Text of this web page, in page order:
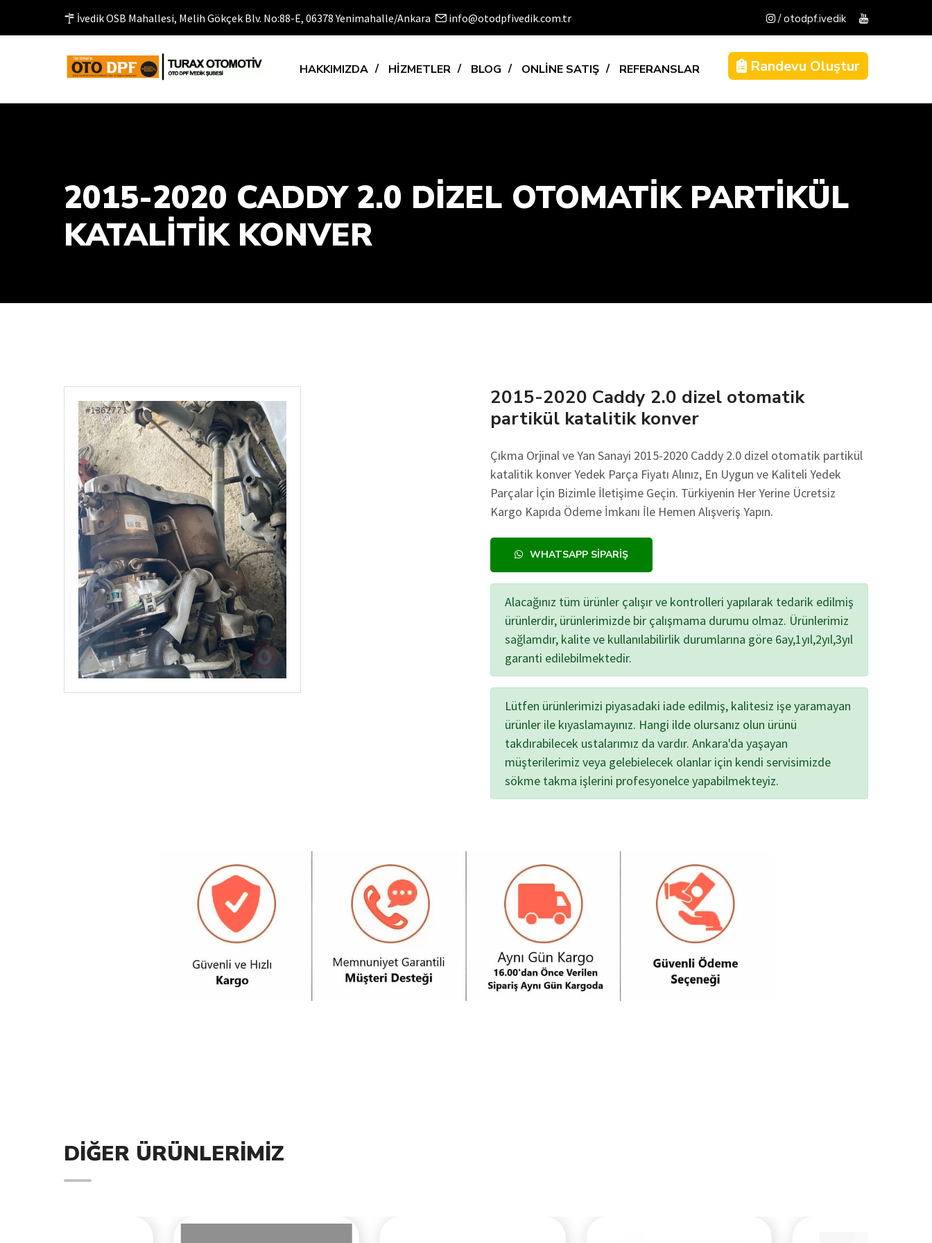
İvedik OSB Mahallesi, Melih Gökçek Blv. No:88-E, 06378 Yenimahalle/Ankara info@otodpfivedik.com.tr / otodpf.ivedik
HAKKIMIZDA HİZMETLER BLOG ONLİNE SATIŞ REFERANSLAR Randevu Oluştur
2015-2020 CADDY 2.0 DIZEL OTOMATIK PARTIKÜL
KATALITIK KONVER
2015-2020 Caddy 2.0 dizel otomatik
partikül katalitik konver
Çıkma Orjinal ve Yan Sanayi 2015-2020 Caddy 2.0 dizel otomatik partikül
katalitik konver Yedek Parça Fiyatı Alınız, En Uygun ve Kaliteli Yedek
Parçalar İçin Bizimle İletişime Geçin. Türkiyenin Her Yerine Ücretsiz
Kargo Kapıda Ödeme İmkanı İle Hemen Alışveriş Yapın.
WHATSAPP SIPARIŞ
Alacağınız tüm ürünler çalışır ve kontrolleri yapılarak tedarik edilmiş
ürünlerdir, ürünlerimizde bir çalışmama durumu olmaz. Ürünlerimiz
sağlamdır, kalite ve kullanılabilirlik durumlarına göre 6ay,1yıl,2yıl,3yıl
garanti edilebilmektedir.
Lütfen ürünlerimizi piyasadaki iade edilmiş, kalitesiz işe yaramayan
ürünler ile kıyaslamayınız. Hangi ilde olursanız olun ürünü
takdırabilecek ustalarımız da vardır. Ankara'da yaşayan
müşterilerimiz veya gelebielecek olanlar için kendi servisimizde
sökme takma işlerini profesyonelce yapabilmekteyiz.
DIĞER ÜRÜNLERIMIZ